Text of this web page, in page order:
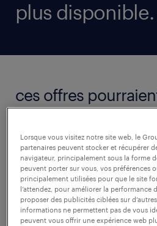
plus disponible.
ces offres
intéresser.
voir toutes les offres
technicien de
maintenance (f/h)
Lorsque vous visitez notre site web, le
partenaires peuvent stocker et récupérer
navigateur, principalement sous la forme
peuvent porter sur vous, vos préférences
principalement utilisées pour que le site
l’attendez, pour améliorer la performance
proposer des publicités ciblées sur
informations ne permettent pas de vous
peuvent vous offrir une expérience web